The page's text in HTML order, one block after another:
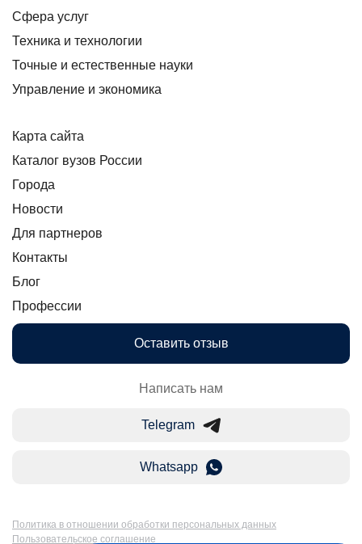
Сфера услуг
Техника и технологии
Точные и естественные науки
Управление и экономика
Карта сайта
Каталог вузов России
Города
Новости
Для партнеров
Контакты
Блог
Профессии
Оставить отзыв
Написать нам
Telegram
Whatsapp
Политика в отношении обработки персональных данных
Пользовательское соглашение